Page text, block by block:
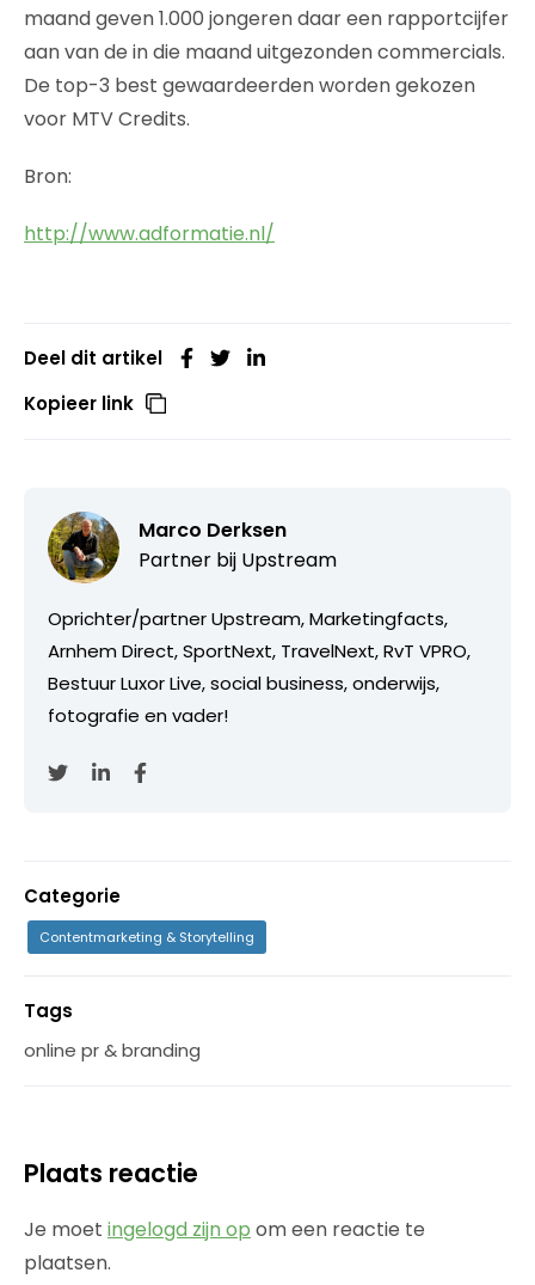
maand geven 1.000 jongeren daar een rapportcijfer
aan van de in die maand uitgezonden commercials.
De top-3 best gewaardeerden worden gekozen
voor MTV Credits.
Bron:
http://www.adformatie.nl/
Deel dit artikel
Kopieer link
Marco Derksen
Partner bij Upstream
Oprichter/partner Upstream, Marketingfacts,
Arnhem Direct, SportNext, TravelNext, RvT VPRO,
Bestuur Luxor Live, social business, onderwijs,
fotografie en vader!
Categorie
Contentmarketing & Storytelling
Tags
online pr & branding
Plaats reactie
Je moet ingelogd zijn op om een reactie te
plaatsen.